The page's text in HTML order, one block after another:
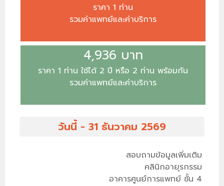
ราคา 1 ท่าน
รวมค่าแพทย์และค่าบริการ
4,936 บาท
ราคา 1 ท่าน ใช้ได้ 2 ปี หรือ 2 ท่าน พร้อมกัน
รวมค่าแพทย์และค่าบริการ
วันนี้ - 31 ธันวาคม 2569
สอบถามข้อมูลเพิ่มเติม
คลินิกอายุรกรรม
อาคารศูนย์การแพทย์ ชั้น 4